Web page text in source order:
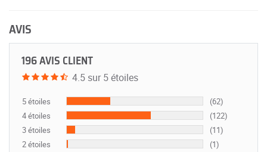
AVIS
196 AVIS CLIENT
4.5 sur 5 étoiles
5 étoiles
(62)
4 étoiles
(122)
3 étoiles
(11)
2 étoiles
(1)